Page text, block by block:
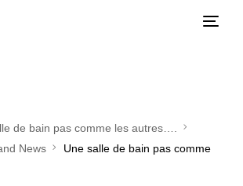
de bain pas comme les autres….
News
Une salle de bain pas comme